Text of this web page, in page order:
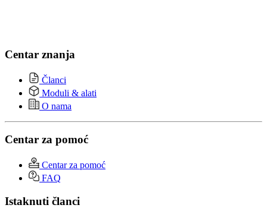
Centar znanja
Članci
Moduli & alati
O nama
Centar za pomoć
Centar za pomoć
FAQ
Istaknuti članci